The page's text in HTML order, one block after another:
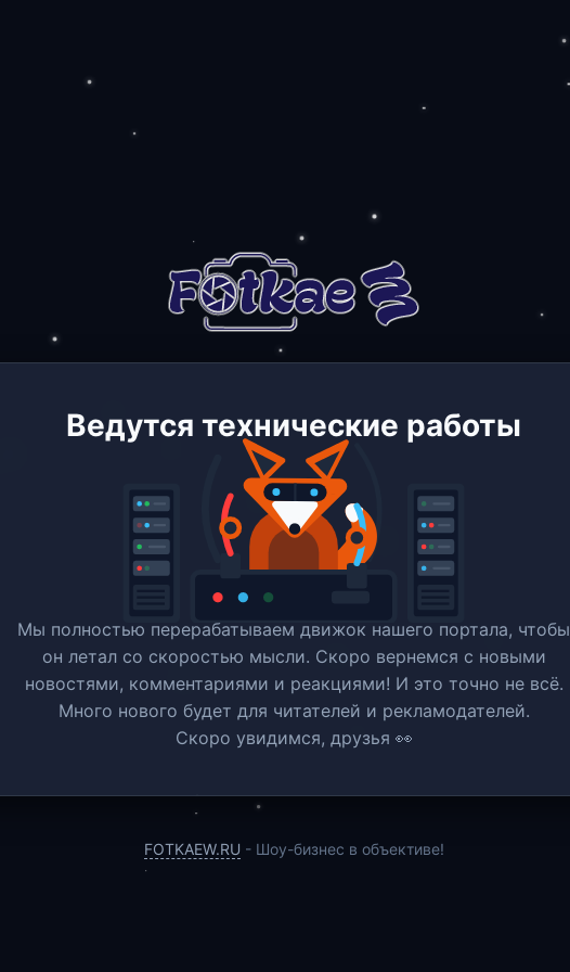
Ведутся технические работы
Мы полностью перерабатываем движок нашего портала, чтобы
он летал со скоростью мысли. Скоро вернемся c новыми
новостями, комментариями и реакциями! И это точно не всё.
Много нового будет для читателей и рекламодателей.
Скоро увидимся, друзья 👀
FOTKAEW.RU - Шоу-бизнес в объективе!